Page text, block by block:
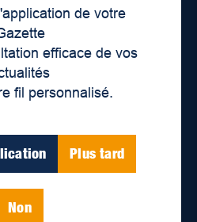
de votre
efficace de vos
fil personnalisé.
Plus tard
Non